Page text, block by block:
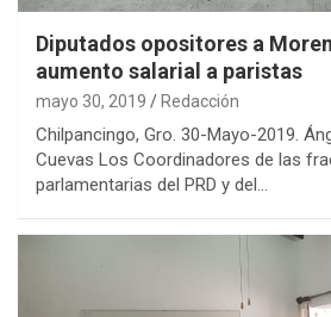
Diputados opositores a
aumento salarial a paristas
mayo 30, 2019 Redacción
Chilpancingo, Gro. 30-Mayo-2019.
Cuevas Los Coordinadores de las
parlamentarias del PRD y del…